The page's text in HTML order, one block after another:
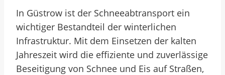
In Güstrow ist der Schneeabtransport ein
wichtiger Bestandteil der winterlichen
Infrastruktur. Mit dem Einsetzen der kalten
Jahreszeit wird die effiziente und zuverlässige
Beseitigung von Schnee und Eis auf Straßen,